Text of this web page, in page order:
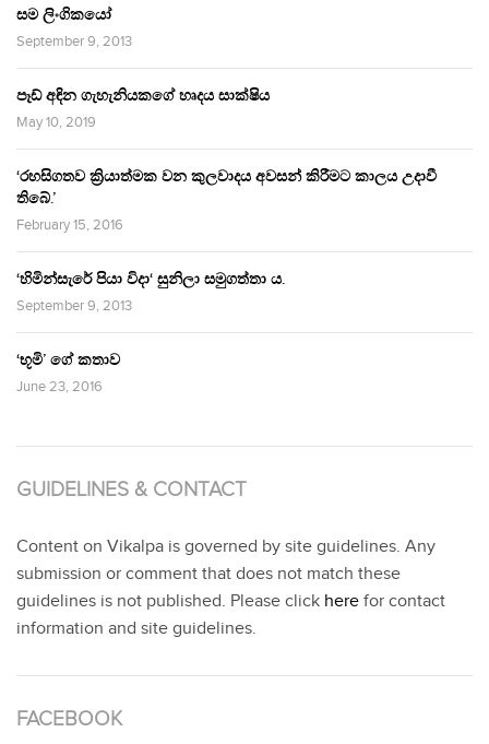
සම ලිංගිකයෝ
September 9, 2013
පෑඩ් අඳින ගැහැනියකගේ හෘදය සාක්ෂිය
May 10, 2019
‘රහසිගතව ක්‍රියාත්මක වන කුලවාදය අවසන් කිරීමට කාලය උදාවී
තිබේ.’
February 15, 2016
‘හිමින්සැරේ පියා විදා‘ සුනිලා සමුගත්තා ය.
September 9, 2013
‘භූමි’ ගේ කතාව
June 23, 2016
GUIDELINES & CONTACT
Content on Vikalpa is governed by site guidelines. Any
submission or comment that does not match these
guidelines is not published. Please click here for contact
information and site guidelines.
FACEBOOK